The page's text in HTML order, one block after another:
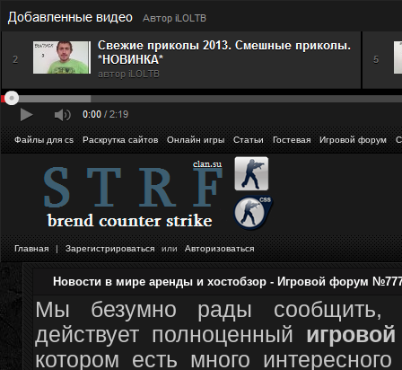
Файлы для cs Раскрутка сайтов Онлайн игры Статьи Гостевая Игровой форум
Главная | Зарегистрироваться или Авторизоваться
Новости в мире аренды и хостобзор - Игровой форум
Мы безумно рады
действует полноценный
котором есть много